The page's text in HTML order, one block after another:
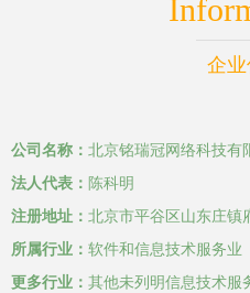
企
公司名称： 北京铭瑞冠网络科技有
法人代表： 陈科明
注册地址： 北京市平谷区山东庄镇
所属行业： 软件和信息技术服务业
更多行业： 其他未列明信息技术服